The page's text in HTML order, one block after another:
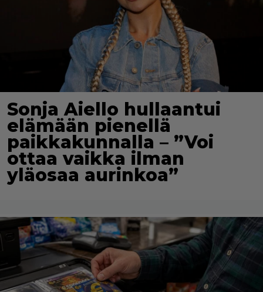
Sonja Aiello hullaantui
elämään pienellä
paikkakunnalla – ”Voi
ottaa vaikka ilman
yläosaa aurinkoa”